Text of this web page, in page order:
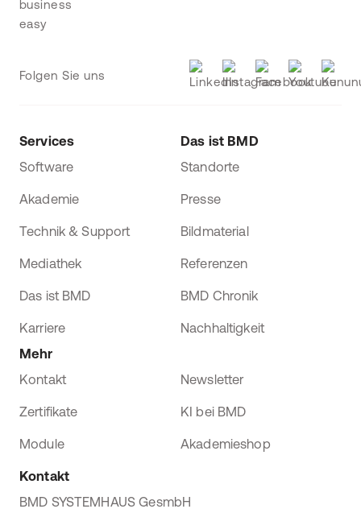
Folgen Sie uns
Services
Software
Akademie
Technik & Support
Mediathek
Das ist BMD
Karriere
Das ist BMD
Standorte
Presse
Bildmaterial
Referenzen
BMD Chronik
Nachhaltigkeit
Mehr
Kontakt
Newsletter
Zertifikate KI bei BMD
Module Akademieshop
Kontakt
BMD SYSTEMHAUS GesmbH